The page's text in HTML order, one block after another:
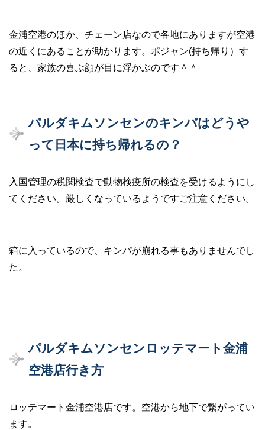
金浦空港のほか、チェーン店なので各地にありますが空港
の近くにあることが助かります。ポジャン(持ち帰り）す
ると、家族の喜ぶ顔が目に浮かぶのです＾＾
パルダキムソンセンのキンパはどうや
って日本に持ち帰れるの？
入国管理の税関検査で動物検疫所の検査を受けるようにし
てください。厳しくなっているようですご注意ください。
箱に入っているので、キンパが崩れる事もありませんでし
た。
パルダキムソンセンロッテマート金浦
空港店行き方
ロッテマート金浦空港店です。空港から地下で繋がってい
ます。